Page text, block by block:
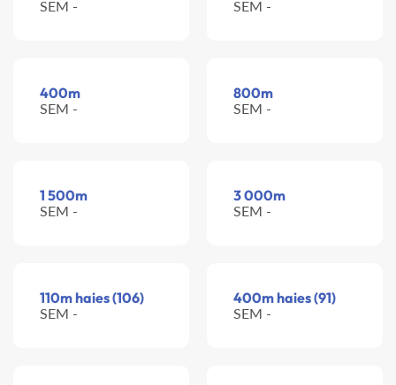
SEM - SEM -
400m
SEM -
800m
SEM -
1 500m
SEM -
3 000m
SEM -
110m haies (106)
SEM -
400m haies (91)
SEM -